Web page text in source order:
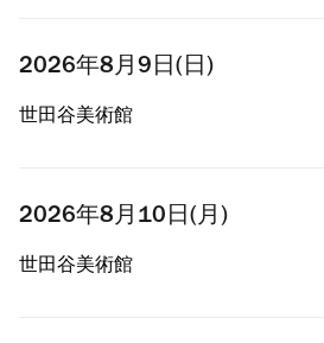
2026年8月9日(日)
世田谷美術館
2026年8月10日(月)
世田谷美術館